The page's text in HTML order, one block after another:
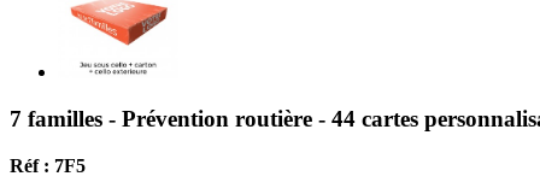
7 familles - Prévention routière - 44 cartes
Réf : 7F5